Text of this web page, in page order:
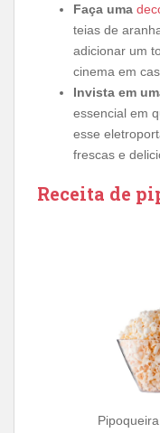
Faça uma
teias de
adicionar um
cinema em
Invista em
essencial em
esse
frescas e
Receita de